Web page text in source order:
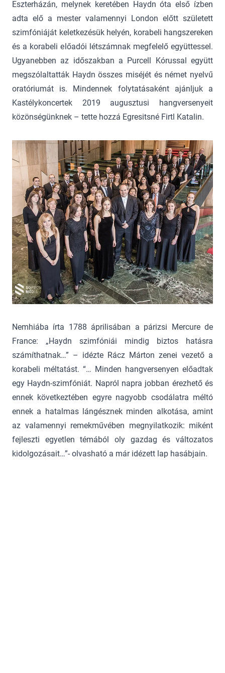
Eszterházán, melynek keretében Haydn óta első ízben
adta elő a mester valamennyi London előtt született
szimfóniáját keletkezésük helyén, korabeli hangszereken
és a korabeli előadói létszámnak megfelelő együttessel.
Ugyanebben az időszakban a Purcell Kórussal együtt
megszólaltatták Haydn összes miséjét és német nyelvű
oratóriumát is. Mindennek folytatásaként ajánljuk a
Kastélykoncertek 2019 augusztusi hangversenyeit
közönségünknek – tette hozzá Egresitsné Firtl Katalin.
Nemhiába írta 1788 áprilisában a párizsi Mercure de
France: „Haydn szimfóniái mindig biztos hatásra
számíthatnak…” – idézte Rácz Márton zenei vezető a
korabeli méltatást. “… Minden hangversenyen előadtak
egy Haydn-szimfóniát. Napról napra jobban érezhető és
ennek következtében egyre nagyobb csodálatra méltó
ennek a hatalmas lángésznek minden alkotása, amint
az valamennyi remekművében megnyilatkozik: miként
fejleszti egyetlen témából oly gazdag és változatos
kidolgozásait…”- olvasható a már idézett lap hasábjain.